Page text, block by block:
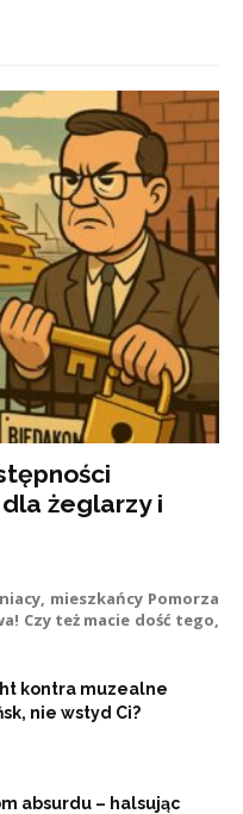
żeglarzy i
mieszkańcy Pomorza
Czy też macie dość tego,
kontra muzealne
nie wstyd Ci?
absurdu – halsując